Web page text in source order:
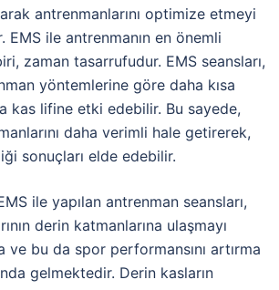
antrenmanlarını optimize etmeyi
ile antrenmanın en önemli
zaman tasarrufudur. EMS seansları,
yöntemlerine göre daha kısa
kas lifine etki edebilir. Bu sayede,
daha verimli hale getirerek,
sonuçları elde edebilir.
ile yapılan antrenman seansları,
derin katmanlarına ulaşmayı
ve bu da spor performansını artırma
gelmektedir. Derin kasların